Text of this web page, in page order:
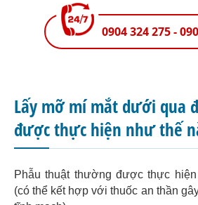
0904 324 275 -
Lấy mỡ mí mắt dưới qua
được thực hiện như thế
Phẫu thuật thường được thực
(có thể kết hợp với thuốc an thần